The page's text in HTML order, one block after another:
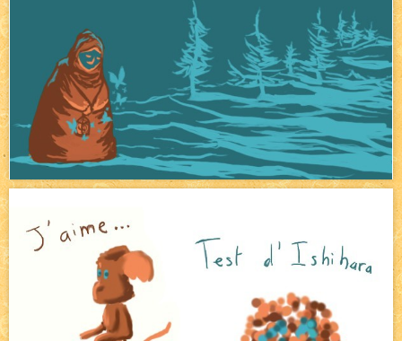
Pique-nique d'été NEW
Avatar, le dessin d'un autre maître NEW
Beyond the cliff (suite) NEW
On retape les miniatures de l'accueil NEW